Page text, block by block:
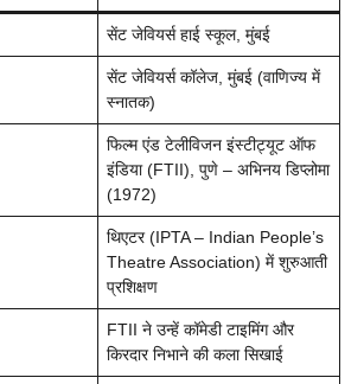
सेंट जेवियर्स हाई स्कूल, मुंबई
सेंट जेवियर्स कॉलेज, मुंबई (वाणिज्य में
स्नातक)
फिल्म एंड टेलीविजन इंस्टीट्यूट ऑफ
इंडिया (FTII), पुणे – अभिनय डिप्लोमा
(1972)
थिएटर (IPTA – Indian People’s
Theatre Association) में शुरुआती
प्रशिक्षण
FTII ने उन्हें कॉमेडी टाइमिंग और
किरदार निभाने की कला सिखाई